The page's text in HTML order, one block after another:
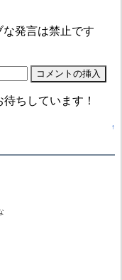
発言は禁止です
ちしています！
↑